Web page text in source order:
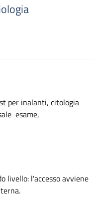
per inalanti, citologia
esame,
livello: l'accesso avviene